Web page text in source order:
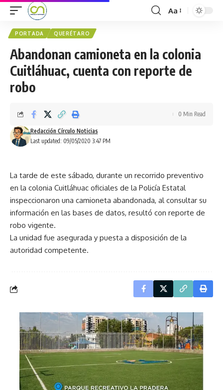
Aa
PORTADA QUERÉTARO
Abandonan camioneta en la colonia
Cuitláhuac, cuenta con reporte de
robo
Last updated: 09/05/2020 3:47 PM
Redacción Círculo Noticias
0 Min Read
La tarde de este sábado, durante un recorrido preventivo
en la colonia Cuitláhuac oficiales de la Policía Estatal
inspeccionaron una camioneta abandonada, al consultar su
información en las bases de datos, resultó con reporte de
robo vigente.
La unidad fue asegurada y puesta a disposición de la
autoridad competente.